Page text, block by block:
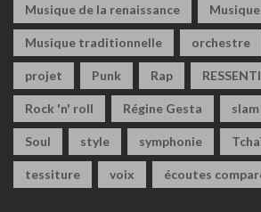
Musique de la renaissance
Musique traditionnelle orchestre
projet Punk Rap
Rock 'n' roll Régine Gesta slam
Soul style symphonie
tessiture voix écoutes